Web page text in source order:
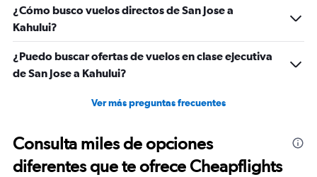
0
to
12.
¿Cómo busco vuelos directos de San Jose a
Kahului?
¿Puedo buscar ofertas de vuelos en clase ejecutiva
de San Jose a Kahului?
Ver más preguntas frecuentes
Consulta miles de opciones
diferentes que te ofrece Cheapflights